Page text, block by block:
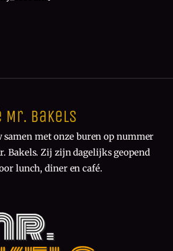
Mr. Bakels
met onze buren op nummer
Bakels. Zij zijn dagelijks geopend
lunch, diner en café.